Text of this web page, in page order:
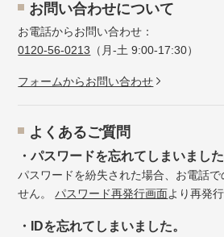
お問い合わせについて
お電話からお問い合わせ：
0120-56-0213 （月-土 9:00-17:30）
フォームからお問い合わせ
よくあるご質問
・パスワードを忘れてしまいました
パスワードを紛失された場合、お電話で
せん。パスワード再発行画面より再発
・IDを忘れてしまいました。